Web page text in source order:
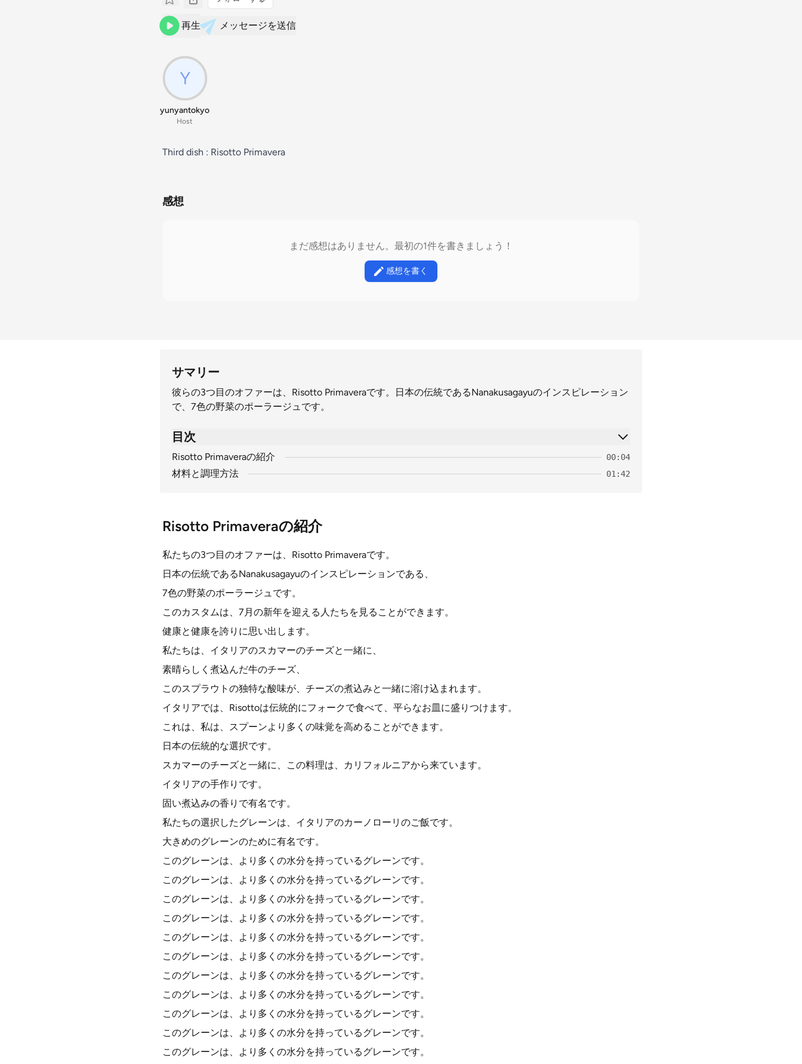
再生 メッセージを送信
yunyantokyo
Host
Third dish : Risotto Primavera
感想
まだ感想はありません。最初の1件を書きましょう！
感想を書く
サマリー
彼らの3つ目のオファーは、Risotto Primaveraです。日本の伝統であるNanakusagayuのインスピレーション
で、7色の野菜のポーラージュです。
目次
Risotto Primaveraの紹介 00:04
材料と調理方法 01:42
Risotto Primaveraの紹介
私たちの3つ目のオファーは、Risotto Primaveraです。
日本の伝統であるNanakusagayuのインスピレーションである、
7色の野菜のポーラージュです。
このカスタムは、7月の新年を迎える人たちを見ることができます。
健康と健康を誇りに思い出します。
私たちは、イタリアのスカマーのチーズと一緒に、
素晴らしく煮込んだ牛のチーズ、
このスプラウトの独特な酸味が、チーズの煮込みと一緒に溶け込まれます。
イタリアでは、Risottoは伝統的にフォークで食べて、平らなお皿に盛りつけます。
これは、私は、スプーンより多くの味覚を高めることができます。
日本の伝統的な選択です。
スカマーのチーズと一緒に、この料理は、カリフォルニアから来ています。
イタリアの手作りです。
固い煮込みの香りで有名です。
私たちの選択したグレーンは、イタリアのカーノローリのご飯です。
大きめのグレーンのために有名です。
このグレーンは、より多くの水分を持っているグレーンです。
このグレーンは、より多くの水分を持っているグレーンです。
このグレーンは、より多くの水分を持っているグレーンです。
このグレーンは、より多くの水分を持っているグレーンです。
このグレーンは、より多くの水分を持っているグレーンです。
このグレーンは、より多くの水分を持っているグレーンです。
このグレーンは、より多くの水分を持っているグレーンです。
このグレーンは、より多くの水分を持っているグレーンです。
このグレーンは、より多くの水分を持っているグレーンです。
このグレーンは、より多くの水分を持っているグレーンです。
このグレーンは、より多くの水分を持っているグレーンです。